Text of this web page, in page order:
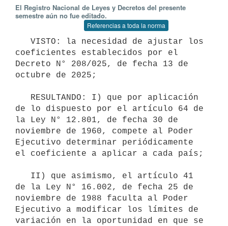
El Registro Nacional de Leyes y Decretos del presente
semestre aún no fue editado.
Referencias a toda la norma
coeficientes establecidos por el
Decreto N° 208/025, de fecha 13 de
octubre de 2025;
de lo dispuesto por el artículo 64 de
la Ley N° 12.801, de fecha 30 de
noviembre de 1960, compete al Poder
Ejecutivo determinar periódicamente
el coeficiente a aplicar a cada país;
de la Ley N° 16.002, de fecha 25 de
noviembre de 1988 faculta al Poder
Ejecutivo a modificar los límites de
variación en la oportunidad en que se